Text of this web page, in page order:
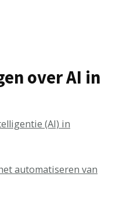
over AI in
(AI) in
automatiseren van